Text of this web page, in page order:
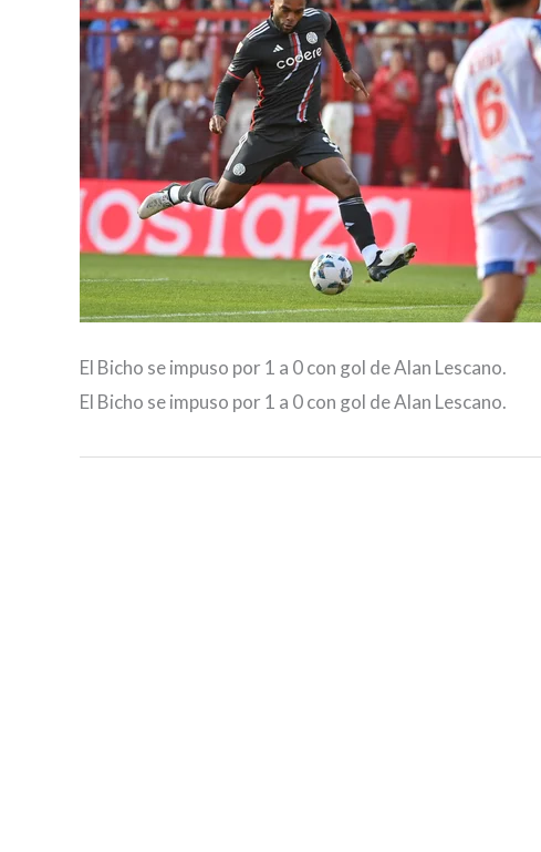
El Bicho se impuso por 1 a 0 con gol de Alan Lescano.
El Bicho se impuso por 1 a 0 con gol de Alan Lescano.